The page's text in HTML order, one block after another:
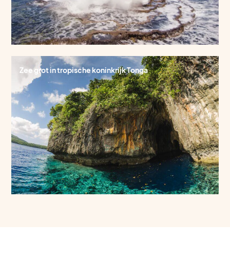
Zee grot in tropische koninkrijk Tonga